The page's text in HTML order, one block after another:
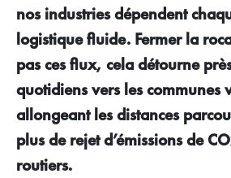
nos industries dépendent
logistique fluide. Fermer la
pas ces flux, cela détourne
quotidiens vers les communes
allongeant les distances
plus de rejet d’émissions de
routiers.